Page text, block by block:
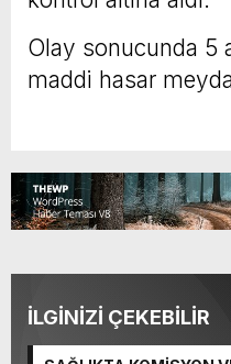
Olay sonucunda 5
maddi hasar
İLGİNİZİ ÇEKEBİLİR